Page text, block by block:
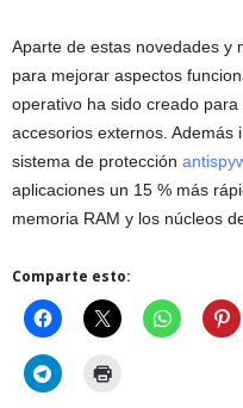
Aparte de estas novedades y
para mejorar aspectos
operativo ha sido creado
accesorios externos. Además
sistema de protección
aplicaciones un 15 % más
memoria RAM y los núcleos
Comparte esto: